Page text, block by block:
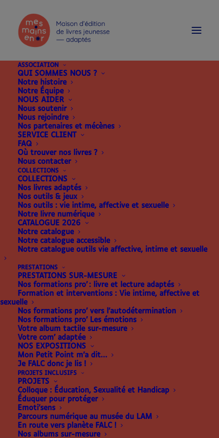
ASSOCIATION
QUI SOMMES NOUS ?
Notre histoire
Notre Équipe
NOUS AIDER
Nous soutenir
Nous rejoindre
Nos partenaires et mécènes
SERVICE CLIENT
FAQ
Où trouver nos livres ?
Nous contacter
COLLECTIONS
COLLECTIONS
Nos livres adaptés
Nos outils & jeux
Nos outils : vie intime, affective et sexuelle
Notre livre numérique
CATALOGUE 2026
Notre catalogue
Notre catalogue accessible
Notre catalogue outils vie affective, intime et sexuelle
PRESTATIONS
PRESTATIONS SUR-MESURE
Nos formations pro’ : livre et lecture adaptés
Formation et interventions : Vie intime, affective et
sexuelle
Nos formations pro’ vers l’autodétermination
Nos formations pro’ Les émotions
Votre album tactile sur-mesure
Votre com’ adaptée
NOS EXPOSITIONS
Mon Petit Point m’a dit…
Je FALC donc je lis !
PROJETS INCLUSIFS
PROJETS
Colloque : Éducation, Sexualité et Handicap
Éduquer pour protéger
Emoti’sens
Parcours numérique au musée du LAM
En route vers planète FALC !
Nos albums sur-mesure
DES VACANCES EN
TERRE ENNEMIE
20.00€
Sophie Adriansen & Claudine Aubrun, 2021
Cet été, Pierre et Marie se rendent au Camp du
Totem d’or pour devenir de véritables indiens. Là-
bas, ils apprennent tous les secrets des Peaux-
Rouges : faire des signaux de fumée, confectionner
des attrapes-rêves ou encore tirer à l’arc.